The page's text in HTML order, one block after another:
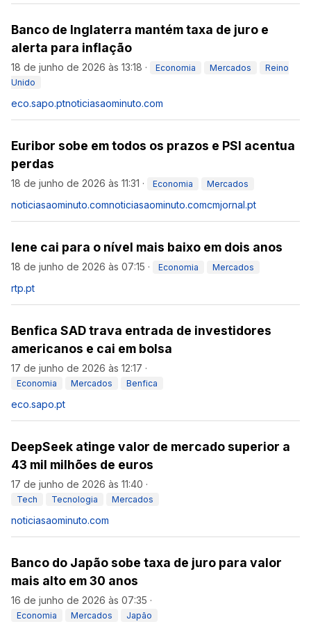
Banco de Inglaterra mantém taxa de juro e
alerta para inflação
18 de junho de 2026 às 13:18 · Economia Mercados
Reino
Unido
eco.sapo.ptnoticiasaominuto.com
Euribor sobe em todos os prazos e PSI acentua
perdas
18 de junho de 2026 às 11:31 · Economia Mercados
noticiasaominuto.comnoticiasaominuto.comcmjornal.pt
Iene cai para o nível mais baixo em dois anos
18 de junho de 2026 às 07:15 · Economia Mercados
rtp.pt
Benfica SAD trava entrada de investidores
americanos e cai em bolsa
17 de junho de 2026 às 12:17 ·
Economia Mercados Benfica
eco.sapo.pt
DeepSeek atinge valor de mercado superior a
43 mil milhões de euros
17 de junho de 2026 às 11:40 ·
Tech Tecnologia Mercados
noticiasaominuto.com
Banco do Japão sobe taxa de juro para valor
mais alto em 30 anos
16 de junho de 2026 às 07:35 ·
Economia Mercados Japão